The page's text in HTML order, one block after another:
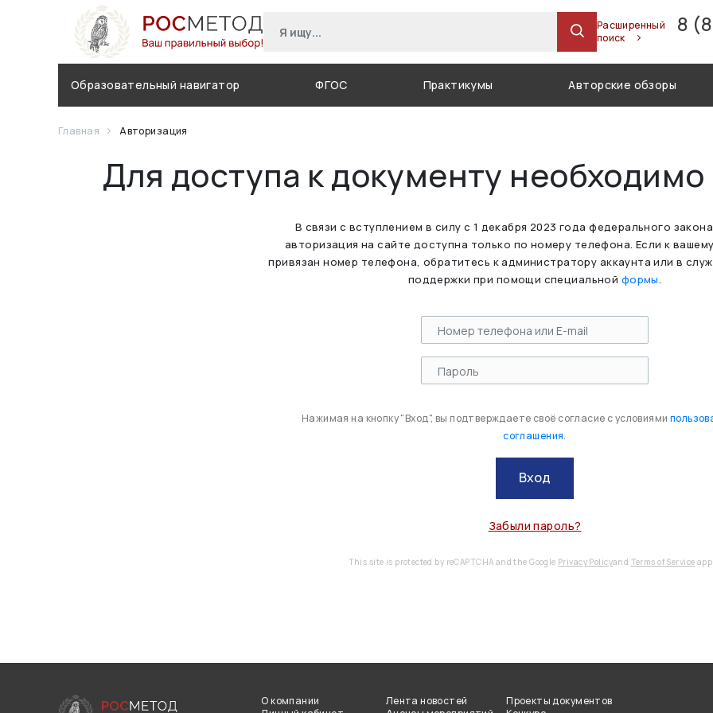
Расширенный
поиск
8
Образовательный навигатор ФГОС Практикумы Авторские обзоры
Главная Авторизация
Для доступа к документу необходимо
В связи с вступлением в силу с 1 декабря 2023 года федерального
авторизация на сайте доступна только по номеру телефона. Если к
привязан номер телефона, обратитесь к администратору аккаунта или в
поддержки при помощи специальной формы.
Нажимая на кнопку "Вход", вы подтверждаете своё согласие с условиями
соглашения.
Вход
Забыли пароль?
This site is protected by reCAPTCHA and the Google Privacy Policyand Terms of Service
О компании
Лента новостей
Проекты документов